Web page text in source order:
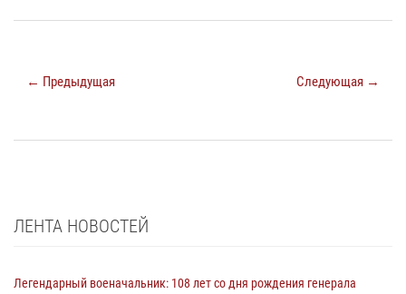
← Предыдущая Следующая →
ЛЕНТА НОВОСТЕЙ
Легендарный военачальник: 108 лет со дня рождения генерала